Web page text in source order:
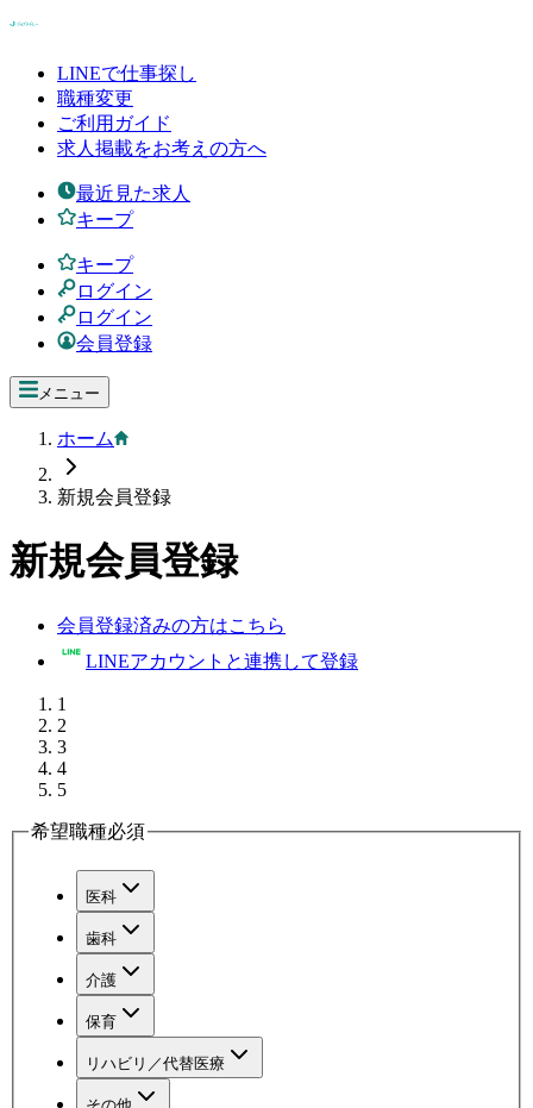
LINEで仕事探し
職種変更
ご利用ガイド
求人掲載をお考えの方へ
最近見た求人
キープ
キープ
ログイン
ログイン
会員登録
メニュー
ホーム
新規会員登録
新規会員登録
会員登録済みの方はこちら
LINEアカウントと連携して登録
1
2
3
4
5
希望職種必須
医科
歯科
介護
保育
リハビリ／代替医療